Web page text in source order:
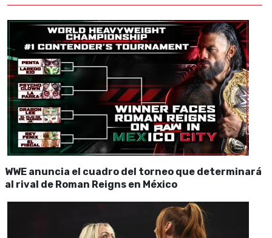
WWE anuncia el cuadro del torneo que determinará
al rival de Roman Reigns en México